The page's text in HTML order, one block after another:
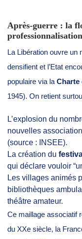
Après-guerre : la
professionnalisation
La Libération ouvre un
densifient et l’Etat
populaire via la Charte
1945). On retient
L’explosion du
nouvelles
(source : INSEE).
La création du
qui déclare vouloir
Les villages animés
bibliothèques
théâtre amateur.
Ce maillage associatif
du XXe siècle, la